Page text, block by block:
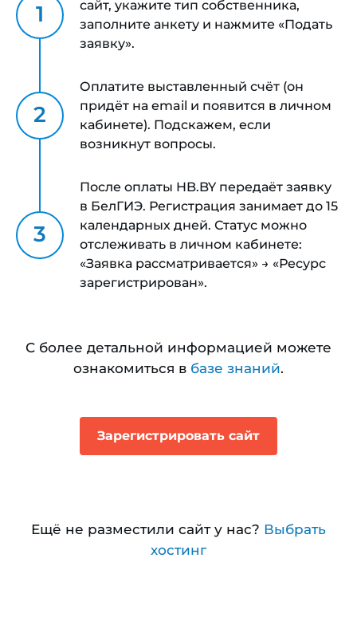
сайт, укажите тип собственника,
заполните анкету и нажмите «Подать
заявку».
Оплатите выставленный счёт (он
придёт на email и появится в личном
кабинете). Подскажем, если
возникнут вопросы.
После оплаты HB.BY передаёт заявку
в БелГИЭ. Регистрация занимает до 15
календарных дней. Статус можно
отслеживать в личном кабинете:
«Заявка рассматривается» → «Ресурс
зарегистрирован».
С более детальной информацией можете
ознакомиться в базе знаний.
Зарегистрировать сайт
Ещё не разместили сайт у нас? Выбрать
хостинг